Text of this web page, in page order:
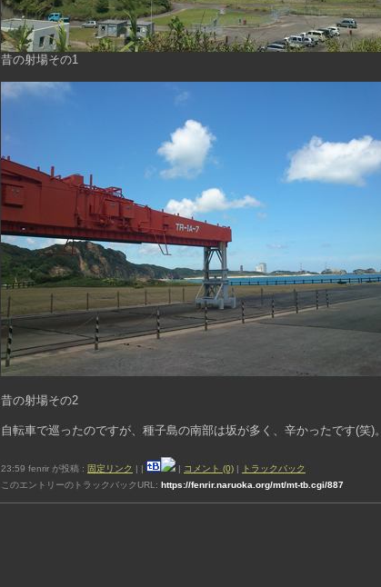
昔の射場その1
昔の射場その2
自転車で巡ったのですが、種子島の南部は坂が多く、辛かったです(笑)。
23:59 fenrir が投稿 : 固定リンク | | | コメント (0) |
トラックバック
このエントリーのトラックバックURL: https://fenrir.naruoka.org/mt/mt-tb.cgi/887